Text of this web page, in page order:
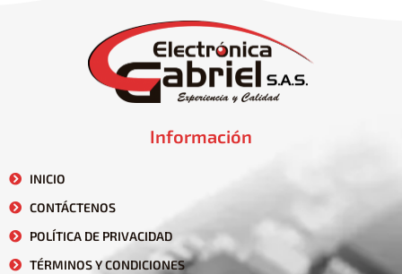
Información
INICIO
CONTÁCTENOS
POLÍTICA DE PRIVACIDAD
TÉRMINOS Y CONDICIONES